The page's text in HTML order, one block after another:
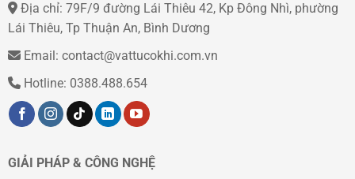
Địa chỉ: 79F/9 đường Lái Thiêu 42, Kp Đông Nhì, phường
Lái Thiêu, Tp Thuận An, Bình Dương
Email: contact@vattucokhi.com.vn
Hotline: 0388.488.654
GIẢI PHÁP & CÔNG NGHỆ